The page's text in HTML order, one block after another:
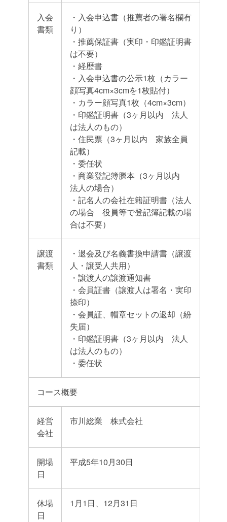
入会
書類
・入会申込書（推薦者の署名欄有
り）
・推薦保証書（実印・印鑑証明書
は不要）
・経歴書
・入会申込書の公示1枚（カラー
顔写真4cm×3cmを1枚貼付）
・カラー顔写真1枚（4cm×3cm）
・印鑑証明書（3ヶ月以内 法人
は法人のもの）
・住民票（3ヶ月以内 家族全員
記載）
・委任状
・商業登記簿謄本（3ヶ月以内
法人の場合）
・記名人の会社在籍証明書（法人
の場合 役員等で登記簿記載の場
合は不要）
譲渡
書類
・退会及び名義書換申請書（譲渡
人・譲受人共用）
・譲渡人の譲渡通知書
・会員証書（譲渡人は署名・実印
捺印）
・会員証、帽章セットの返却（紛
失届）
・印鑑証明書（3ヶ月以内 法人
は法人のもの）
・委任状
コース概要
経営
会社
市川総業 株式会社
開場
日
平成5年10月30日
休場
日
1月1日、12月31日